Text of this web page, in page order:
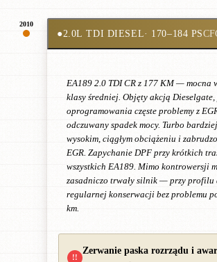
2010
●2.0L TDI DIESEL· 170–184 PS
EA189 2.0 TDI CR z 177 KM — mocna
klasy średniej. Objęty akcją
oprogramowania częste problemy z
odczuwany spadek mocy. Turbo
wysokim, ciągłym obciążeniu i
EGR. Zapychanie DPF przy krótkich
wszystkich EA189. Mimo kontrowersji
zasadniczo trwały silnik — przy profilu
regularnej konserwacji bez problemu
km.
!!
Zerwanie paska rozrządu i